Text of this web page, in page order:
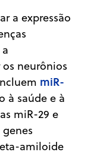
a expressão
neurônios
miR-
à saúde e à
miR-29 e
amiloide